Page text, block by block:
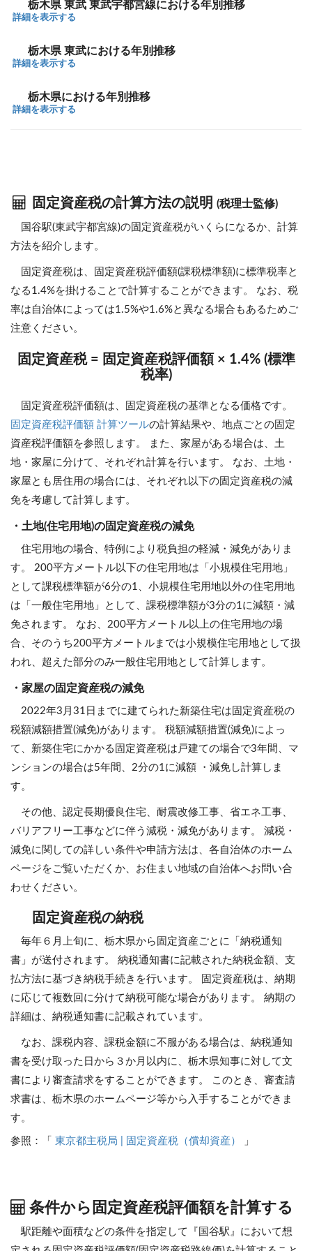
栃木県 東武 東武宇都宮線における年別推移
詳細を表示する
栃木県 東武における年別推移
詳細を表示する
栃木県における年別推移
詳細を表示する
固定資産税の計算方法の説明 (税理士監修)
国谷駅(東武宇都宮線)の固定資産税がいくらになるか、計算
方法を紹介します。
固定資産税は、固定資産税評価額(課税標準額)に標準税率と
なる1.4%を掛けることで計算することができます。 なお、税
率は自治体によっては1.5%や1.6%と異なる場合もあるためご
注意ください。
固定資産税 = 固定資産税評価額 × 1.4% (標準
税率)
固定資産税評価額は、固定資産税の基準となる価格です。
固定資産税評価額 計算ツールの計算結果や、地点ごとの固定
資産税評価額を参照します。 また、家屋がある場合は、土
地・家屋に分けて、それぞれ計算を行います。 なお、土地・
家屋とも居住用の場合には、それぞれ以下の固定資産税の減
免を考慮して計算します。
・土地(住宅用地)の固定資産税の減免
住宅用地の場合、特例により税負担の軽減・減免がありま
す。 200平方メートル以下の住宅用地は「小規模住宅用地」
として課税標準額が6分の1、小規模住宅用地以外の住宅用地
は「一般住宅用地」として、課税標準額が3分の1に減額・減
免されます。 なお、200平方メートル以上の住宅用地の場
合、そのうち200平方メートルまでは小規模住宅用地として扱
われ、超えた部分のみ一般住宅用地として計算します。
・家屋の固定資産税の減免
2022年3月31日までに建てられた新築住宅は固定資産税の
税額減額措置(減免)があります。 税額減額措置(減免)によっ
て、新築住宅にかかる固定資産税は戸建ての場合で3年間、マ
ンションの場合は5年間、2分の1に減額 ・減免し計算しま
す。
その他、認定長期優良住宅、耐震改修工事、省エネ工事、
バリアフリー工事などに伴う減税・減免があります。 減税・
減免に関しての詳しい条件や申請方法は、各自治体のホーム
ページをご覧いただくか、お住まい地域の自治体へお問い合
わせください。
固定資産税の納税
毎年６月上旬に、栃木県から固定資産ごとに「納税通知
書」が送付されます。 納税通知書に記載された納税金額、支
払方法に基づき納税手続きを行います。 固定資産税は、納期
に応じて複数回に分けて納税可能な場合があります。 納期の
詳細は、納税通知書に記載されています。
なお、課税内容、課税金額に不服がある場合は、納税通知
書を受け取った日から３か月以内に、栃木県知事に対して文
書により審査請求をすることができます。 このとき、審査請
求書は、栃木県のホームページ等から入手することができま
す。
参照：「 東京都主税局 | 固定資産税（償却資産） 」
条件から固定資産税評価額を計算する
駅距離や面積などの条件を指定して『国谷駅』において想